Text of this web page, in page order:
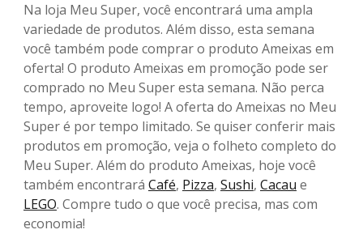
Na loja Meu Super, você encontrará uma ampla
variedade de produtos. Além disso, esta semana
você também pode comprar o produto Ameixas em
oferta! O produto Ameixas em promoção pode ser
comprado no Meu Super esta semana. Não perca
tempo, aproveite logo! A oferta do Ameixas no Meu
Super é por tempo limitado. Se quiser conferir mais
produtos em promoção, veja o folheto completo do
Meu Super. Além do produto Ameixas, hoje você
também encontrará Café, Pizza, Sushi, Cacau e
LEGO. Compre tudo o que você precisa, mas com
economia!